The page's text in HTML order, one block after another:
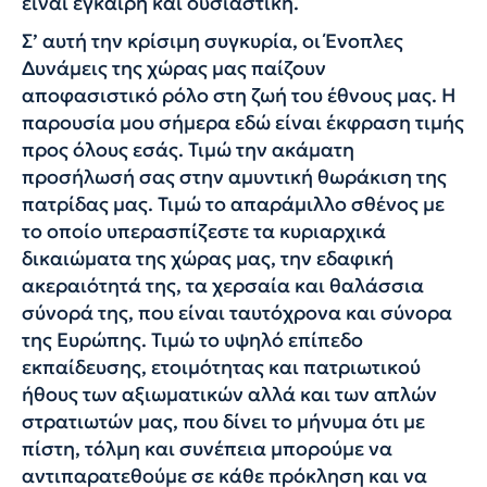
Σ’ αυτή την κρίσιμη συγκυρία, οι Ένοπλες
Δυνάμεις της χώρας μας παίζουν
αποφασιστικό ρόλο στη ζωή του έθνους μας. Η
παρουσία μου σήμερα εδώ είναι έκφραση τιμής
προς όλους εσάς. Τιμώ την ακάματη
προσήλωσή σας στην αμυντική θωράκιση της
πατρίδας μας. Τιμώ το απαράμιλλο σθένος με
το οποίο υπερασπίζεστε τα κυριαρχικά
δικαιώματα της χώρας μας, την εδαφική
ακεραιότητά της, τα χερσαία και θαλάσσια
σύνορά της, που είναι ταυτόχρονα και σύνορα
της Ευρώπης. Τιμώ το υψηλό επίπεδο
εκπαίδευσης, ετοιμότητας και πατριωτικού
ήθους των αξιωματικών αλλά και των απλών
στρατιωτών μας, που δίνει το μήνυμα ότι με
πίστη, τόλμη και συνέπεια μπορούμε να
αντιπαρατεθούμε σε κάθε πρόκληση και να